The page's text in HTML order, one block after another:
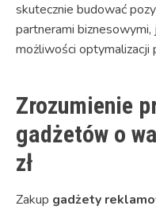
skutecznie budować
partnerami
możliwości optymalizacji
Zrozumienie
gadżetów o
zł
Zakup gadżety